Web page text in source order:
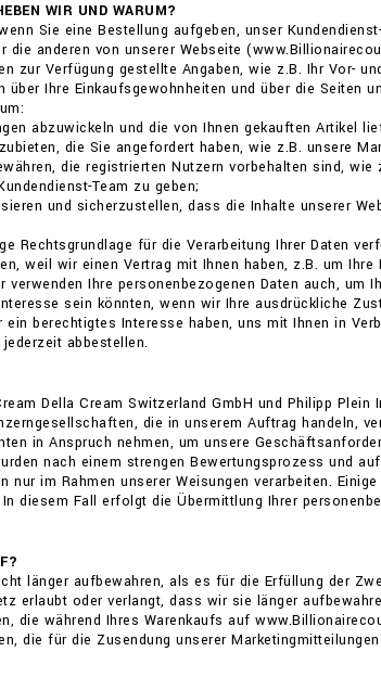
WIR UND WARUM?
Sie eine Bestellung aufgeben, unser
die anderen von unserer Webseite
zur Verfügung gestellte Angaben, wie z.B. Ihr Vor-
Ihre Einkaufsgewohnheiten und über die Seiten
abzuwickeln und die von Ihnen gekauften Artikel
die Sie angefordert haben, wie z.B. unsere
die registrierten Nutzern vorbehalten sind, wie
Team zu geben;
und sicherzustellen, dass die Inhalte unserer
Rechtsgrundlage für die Verarbeitung Ihrer Daten
weil wir einen Vertrag mit Ihnen haben, z.B. um
Ihre personenbezogenen Daten auch, um
sein könnten, wenn wir Ihre ausdrückliche
berechtigtes Interesse haben, uns mit Ihnen in
abbestellen.
Della Cream Switzerland GmbH und Philipp Plein
die in unserem Auftrag handeln,
in Anspruch nehmen, um unsere
nach einem strengen Bewertungsprozess und
nur im Rahmen unserer Weisungen verarbeiten.
diesem Fall erfolgt die Übermittlung Ihrer
länger aufbewahren, als es für die Erfüllung der
erlaubt oder verlangt, dass wir sie länger
die während Ihres Warenkaufs auf
die für die Zusendung unserer